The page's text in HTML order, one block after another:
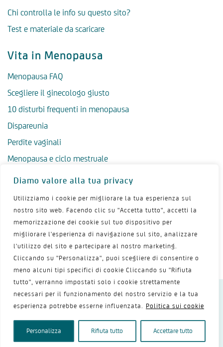
Diamo valore alla tua privacy
Utilizziamo i cookie per migliorare la tua esperienza sul
nostro sito web. Facendo clic su "Accetta tutto", accetti la
memorizzazione dei cookie sul tuo dispositivo per
migliorare l'esperienza di navigazione sul sito, analizzare
l'utilizzo del sito e partecipare al nostro marketing.
Cliccando su "Personalizza", puoi scegliere di consentire o
meno alcuni tipi specifici di cookie Cliccando su "Rifiuta
tutto", verranno impostati solo i cookie strettamente
necessari per il funzionamento del nostro servizio e la tua
esperienza potrebbe esserne influenzata. Politica sui cookie
Personalizza Rifiuta tutto Accettare tutto
Chi controlla le info su questo sito?
Test e materiale da scaricare
Vita in Menopausa
Menopausa FAQ
Scegliere il ginecologo giusto
10 disturbi frequenti in menopausa
Dispareunia
Perdite vaginali
Menopausa e ciclo mestruale
Menopausa precoce
Salute psicologica in menopausa
Igiene intima in menopausa
Menopausa e sport
Dichiarazione sulla privacy
Termini d’uso
Politica dei cookie
Mappa del sito Contattaci
Copyright 2026 - Shionogi Srl